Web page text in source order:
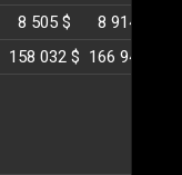
8 505 $ 8 914 $
158 032 $ 166 947 $